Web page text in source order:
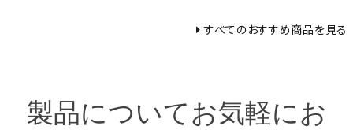
すべてのおすすめ商品を見る